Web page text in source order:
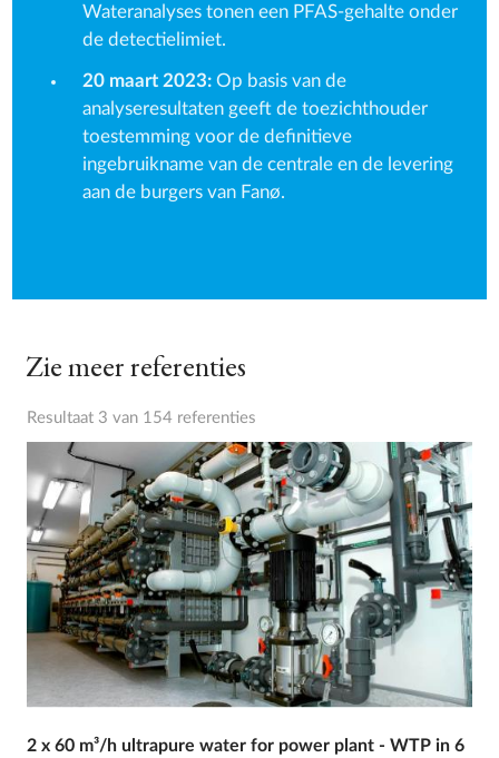
Wateranalyses tonen een PFAS-gehalte onder
de detectielimiet.
20 maart 2023:Op basis van de
analyseresultaten geeft de toezichthouder
toestemming voor de definitieve
ingebruikname van de centrale en de levering
aan de burgers van Fanø.
Zie meer referenties
Resultaat 3 van 154 referenties
2 x 60 m³/h ultrapure water for power plant - WTP in 6